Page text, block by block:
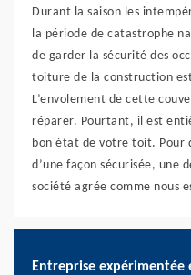
Durant la saison les
la période de catastrophe
de garder la sécurité des
toiture de la construction
L’envolement de cette
réparer. Pourtant, il est
bon état de votre toit. Pour
d’une façon sécurisée, une
société agrée comme nous
Entreprise expérimentée